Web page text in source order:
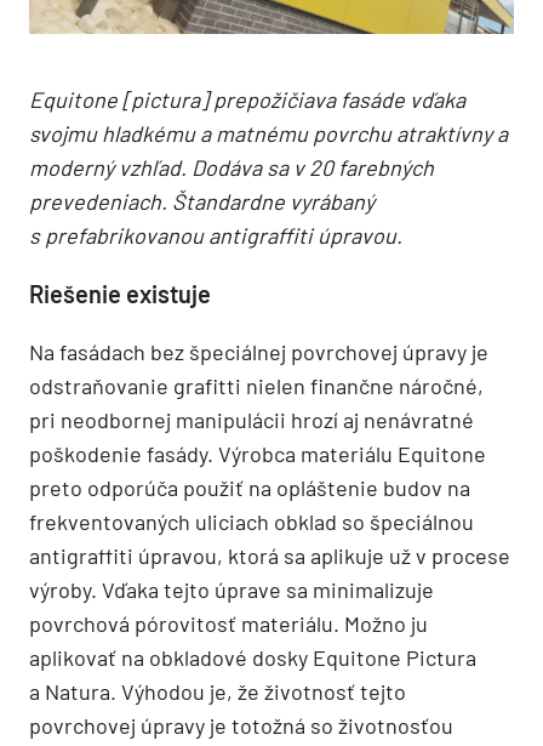
Equitone [pictura] prepožičiava fasáde vďaka
svojmu hladkému a matnému povrchu atraktívny a
moderný vzhľad. Dodáva sa v 20 farebných
prevedeniach. Štandardne vyrábaný
s prefabrikovanou antigraffiti úpravou.
Riešenie existuje
Na fasádach bez špeciálnej povrchovej úpravy je
odstraňovanie grafitti nielen finančne náročné,
pri neodbornej manipulácii hrozí aj nenávratné
poškodenie fasády. Výrobca materiálu Equitone
preto odporúča použiť na opláštenie budov na
frekventovaných uliciach obklad so špeciálnou
antigraffiti úpravou, ktorá sa aplikuje už v procese
výroby. Vďaka tejto úprave sa minimalizuje
povrchová pórovitosť materiálu. Možno ju
aplikovať na obkladové dosky Equitone Pictura
a Natura. Výhodou je, že životnosť tejto
povrchovej úpravy je totožná so životnosťou